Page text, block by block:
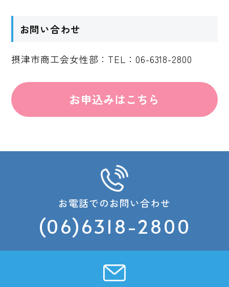
お問い合わせ
摂津市商工会女性部：TEL：06-6318-2800
お申込みはこちら
お電話でのお問い合わせ
(06)6318-2800